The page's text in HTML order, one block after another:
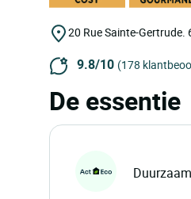
20 Rue Sainte-Gertrude.
9.8/10 (178
De essentie